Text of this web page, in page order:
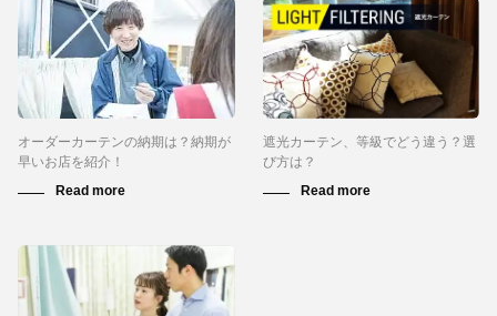
オーダーカーテンの納期は？納期が
早いお店を紹介！
遮光カーテン、等級でどう違う？選
び方は？